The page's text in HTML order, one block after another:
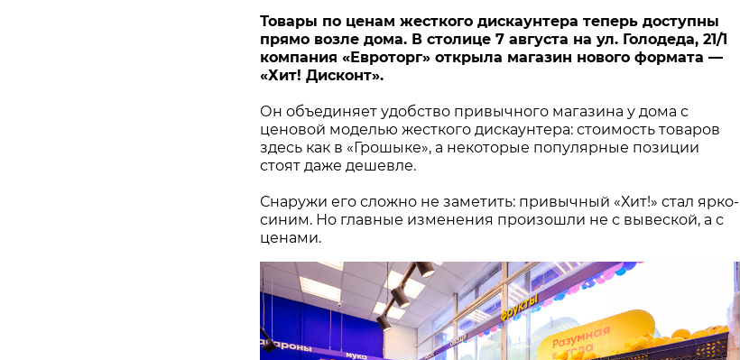
Товары по ценам жесткого дискаунтера теперь доступны
прямо возле дома. В столице 7 августа на ул. Голодеда, 21/1
компания «Евроторг» открыла магазин нового формата —
«Хит! Дисконт».
Он объединяет удобство привычного магазина у дома с
ценовой моделью жесткого дискаунтера: стоимость товаров
здесь как в «Грошыке», а некоторые популярные позиции
стоят даже дешевле.
Снаружи его сложно не заметить: привычный «Хит!» стал ярко-
синим. Но главные изменения произошли не с вывеской, а с
ценами.